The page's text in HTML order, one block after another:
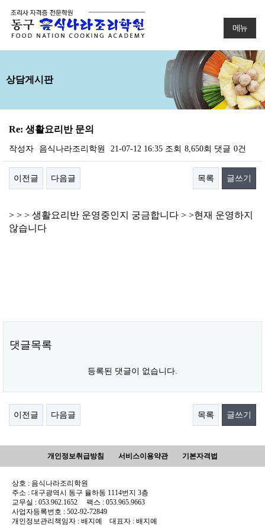
메뉴
상담게시판
Re: 생활요리반 문의
작성자 음식나라조리학원 21-07-12 16:35 조회 8,650회 댓글 0건
이전글 다음글 목록 글쓰기
본문
> > > 생활요리반 운영중인지 궁금합니다 > >현재 운영하지
않습니다
댓글목록
등록된 댓글이 없습니다.
이전글 다음글 목록 글쓰기
개인정보취급방침 서비스이용약관 기본자격법
상호 : 음식나라조리학원
주소 : 대구광역시 동구 율하동 1114번지 3층
교무실 : 053.962.1652 팩스 : 053.965.9663
사업자등록번호 : 502-92-72849
개인정보관리책임자 : 배지예 대표자 : 배지예